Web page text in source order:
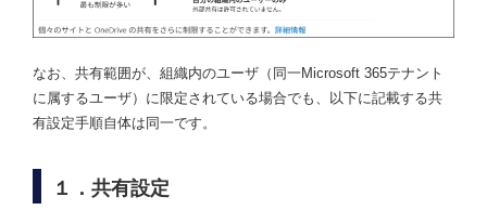
なお、共有範囲が、組織内のユーザ（同一Microsoft 365テナント
に属するユーザ）に限定されている場合でも、以下に記載する共
有設定手順自体は同一です。
１．共有設定